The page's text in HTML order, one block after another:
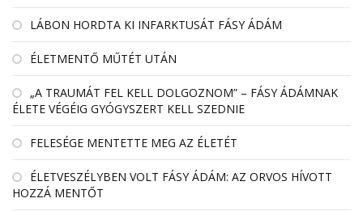
LÁBON HORDTA KI INFARKTUSÁT FÁSY ÁDÁM
ÉLETMENTŐ MŰTÉT UTÁN
„A TRAUMÁT FEL KELL DOLGOZNOM” – FÁSY ÁDÁMNAK
ÉLETE VÉGÉIG GYÓGYSZERT KELL SZEDNIE
FELESÉGE MENTETTE MEG AZ ÉLETÉT
ÉLETVESZÉLYBEN VOLT FÁSY ÁDÁM: AZ ORVOS HÍVOTT
HOZZÁ MENTŐT